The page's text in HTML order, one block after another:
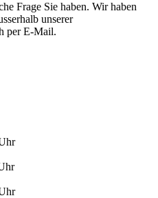
Frage Sie haben. Wir haben
unserer
per E-Mail.